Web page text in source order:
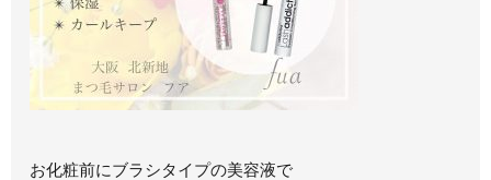
お化粧前にブラシタイプの美容液で